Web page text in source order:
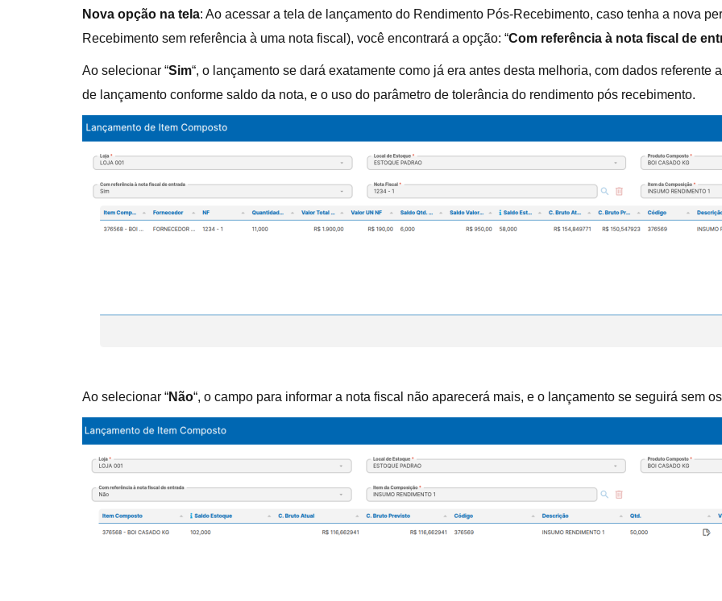
Nova opção na tela: Ao acessar a tela de lançamento do Rendimento Pós-Recebimento, caso tenha a nova
Recebimento sem referência à uma nota fiscal), você encontrará a opção: “Com referência à nota fiscal de
Ao selecionar “Sim“, o lançamento se dará exatamente como já era antes desta melhoria, com dados
de lançamento conforme saldo da nota, e o uso do parâmetro de tolerância do rendimento pós recebimento.
Ao selecionar “Não“, o campo para informar a nota fiscal não aparecerá mais, e o lançamento se seguirá sem